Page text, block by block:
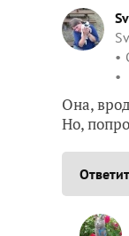
Она,
Но,